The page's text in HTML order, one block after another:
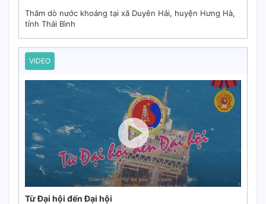
Thăm dò nước khoáng tại xã Duyên Hải, huyện Hưng Hà,
tỉnh Thái Bình
VIDEO
Từ Đại hội đến Đại hội